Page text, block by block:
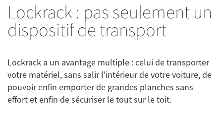
Lockrack : pas seulement un
dispositif de transport
Lockrack a un avantage multiple : celui de transporter
votre matériel, sans salir l'intérieur de votre voiture, de
pouvoir enfin emporter de grandes planches sans
effort et enfin de sécuriser le tout sur le toit.